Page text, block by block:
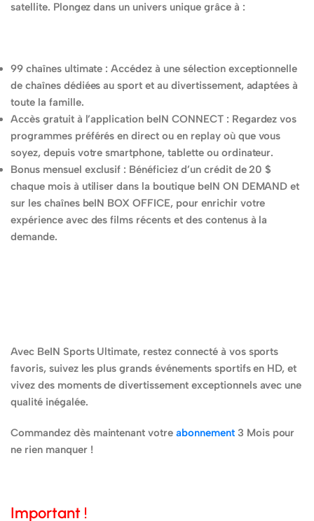
satellite. Plongez dans un univers unique grâce à :
99 chaînes ultimate : Accédez à une sélection exceptionnelle
de chaînes dédiées au sport et au divertissement, adaptées à
toute la famille.
Accès gratuit à l’application beIN CONNECT : Regardez vos
programmes préférés en direct ou en replay où que vous
soyez, depuis votre smartphone, tablette ou ordinateur.
Bonus mensuel exclusif : Bénéficiez d’un crédit de 20 $
chaque mois à utiliser dans la boutique beIN ON DEMAND et
sur les chaînes beIN BOX OFFICE, pour enrichir votre
expérience avec des films récents et des contenus à la
demande.
Avec BeIN Sports Ultimate, restez connecté à vos sports
favoris, suivez les plus grands événements sportifs en HD, et
vivez des moments de divertissement exceptionnels avec une
qualité inégalée.
Commandez dès maintenant votreabonnement3 Mois pour
ne rien manquer !
Important !